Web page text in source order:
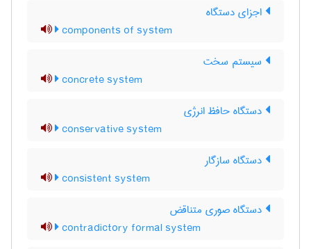
اجزای دستگاه
components of system
سیستم سخت
concrete system
دستگاه حافظ انرژی
conservative system
دستگاه سازگار
consistent system
دستگاه صوری متناقض
contradictory formal system